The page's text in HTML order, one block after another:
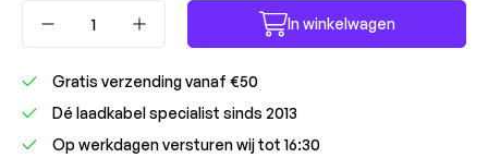
Producthoeveelheid: Voer de
In winkelwagen
Gratis verzending vanaf €50
Dé laadkabel specialist sinds 2013
Op werkdagen versturen wij tot 16:30